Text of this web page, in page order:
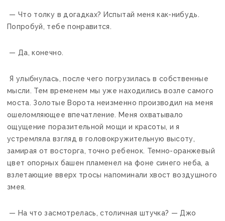
— Что толку в догадках? Испытай меня как-нибудь.
Попробуй, тебе понравится.
— Да, конечно.
Я улыбнулась, после чего погрузилась в собственные
мысли. Тем временем мы уже находились возле самого
моста. Золотые Ворота неизменно производил на меня
ошеломляющее впечатление. Меня охватывало
ощущение поразительной мощи и красоты, и я
устремляла взгляд в головокружительную высоту,
замирая от восторга, точно ребенок. Темно-оранжевый
цвет опорных башен пламенел на фоне синего неба, а
взлетающие вверх тросы напоминали хвост воздушного
змея.
— На что засмотрелась, столичная штучка? — Джо